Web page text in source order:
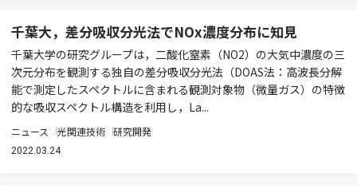
千葉大，差分吸収分光法でNOx濃度分布に知見
千葉大学の研究グループは，二酸化窒素（NO2）の大気中濃度の三
次元分布を観測する独自の差分吸収分光法（DOAS法：高波長分解
能で測定したスペクトルに含まれる観測対象物（微量ガス）の特徴
的な吸収スペクトル構造を利用し，La...
ニュース 光関連技術 研究開発
2022.03.24